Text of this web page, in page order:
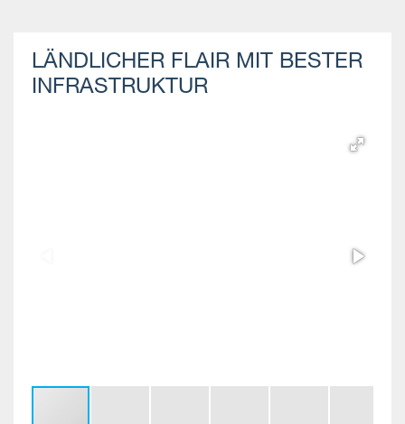
LÄNDLICHER FLAIR MIT BESTER
INFRASTRUKTUR